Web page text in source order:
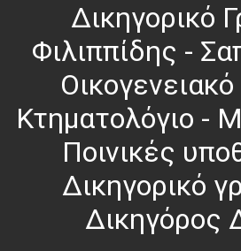
Δικηγορικό
Φιλιππίδης -
Οικογενειακό
Κτηματολόγιο -
Ποινικές
Δικηγορικό
Δικηγόρος